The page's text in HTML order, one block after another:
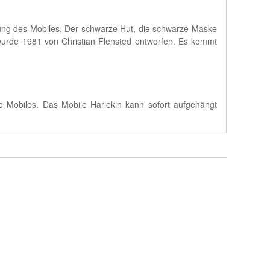
des Mobiles. Der schwarze Hut, die schwarze Maske
1981 von Christian Flensted entworfen. Es kommt
Das Mobile Harlekin kann sofort aufgehängt